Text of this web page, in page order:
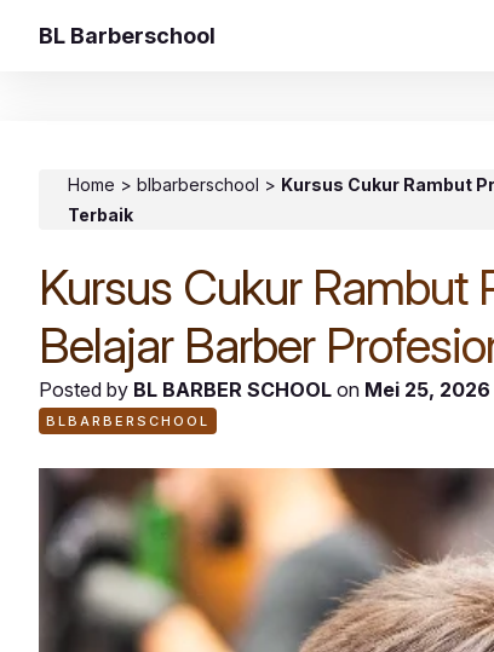
BL Barberschool
Home > blbarberschool > Kursus Cukur Rambut
Terbaik
Kursus Cukur Rambut
Belajar Barber
Posted by BL BARBER SCHOOL on Mei 25, 2026
BLBARBERSCHOOL